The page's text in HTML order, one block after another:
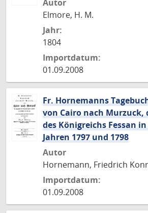
Autor
Elmore, H. M.
Jahr:
1804
Importdatum:
01.09.2008
Fr. Hornemanns
von Cairo nach
des Königreichs Fessan
Jahren 1797 und 1798
Autor
Hornemann, Friedrich
Importdatum:
01.09.2008